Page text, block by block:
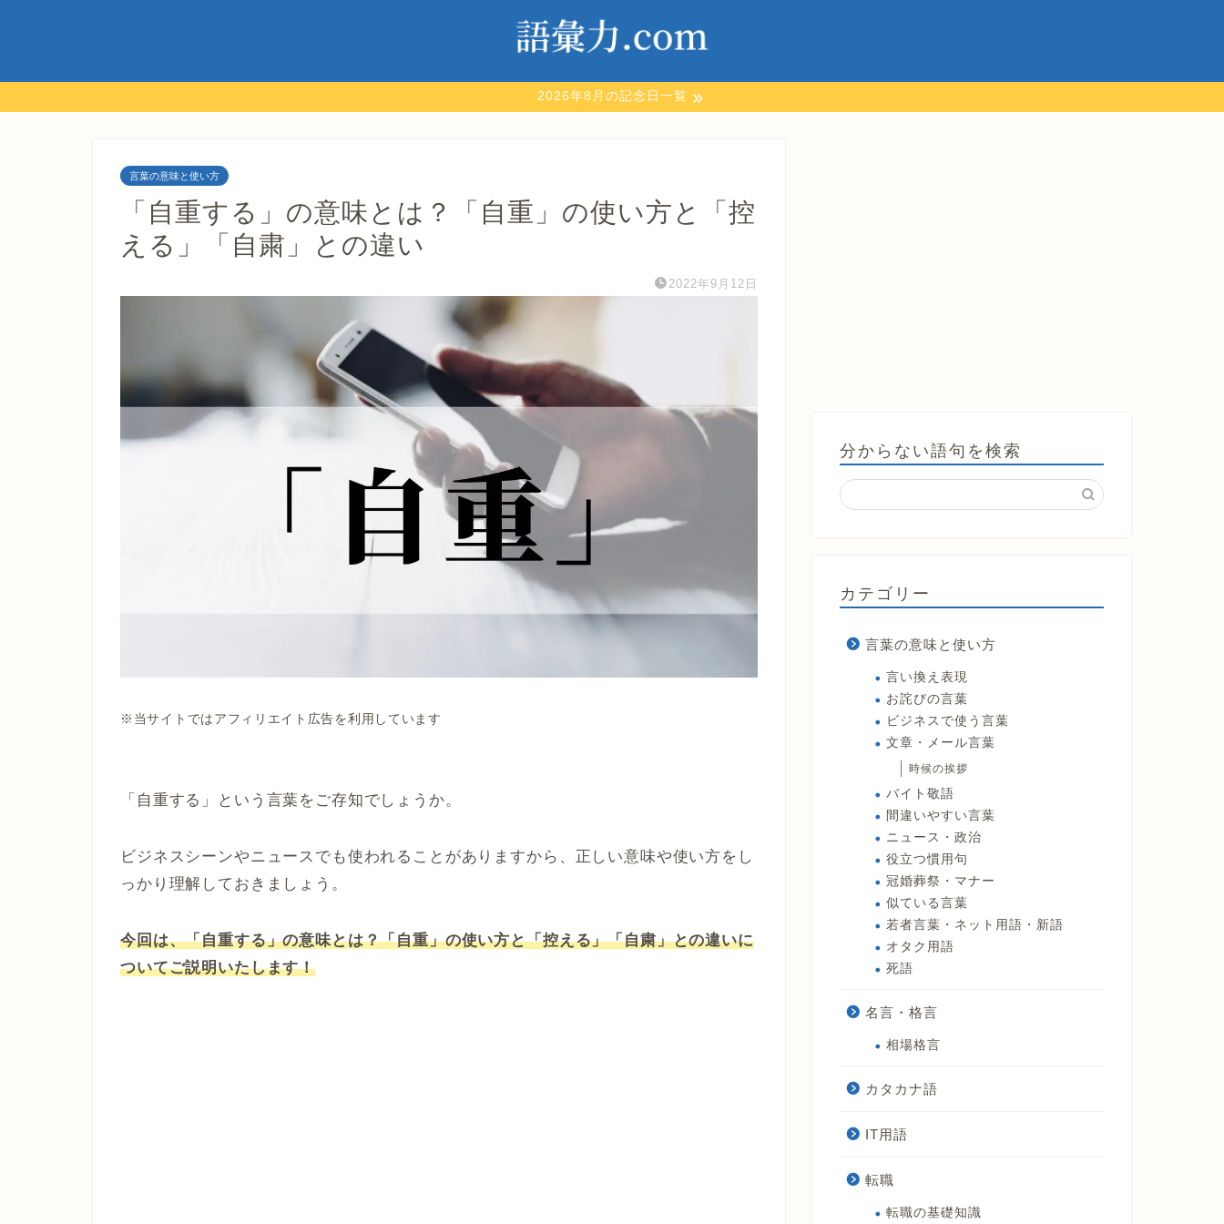
2026年8月の記念日一覧
言葉の意味と使い方
「自重する」の意味とは？「自重」の使い方と「控
える」「自粛」との違い
2022年9月12日
※当サイトではアフィリエイト広告を利用しています
「自重する」という言葉をご存知でしょうか。
ビジネスシーンやニュースでも使われることがありますから、正しい意味や使い方をし
っかり理解しておきましょう。
今回は、「自重する」の意味とは？「自重」の使い方と「控える」「自粛」との違いに
ついてご説明いたします！
分からない語句を検索
カテゴリー
言葉の意味と使い方
言い換え表現
お詫びの言葉
ビジネスで使う言葉
文章・メール言葉
時候の挨拶
バイト敬語
間違いやすい言葉
ニュース・政治
役立つ慣用句
冠婚葬祭・マナー
似ている言葉
若者言葉・ネット用語・新語
オタク用語
死語
名言・格言
相場格言
カタカナ語
IT用語
転職
転職の基礎知識